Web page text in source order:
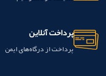
پرداخت آنلاین
پرداخت از درگاه‌های ایمن